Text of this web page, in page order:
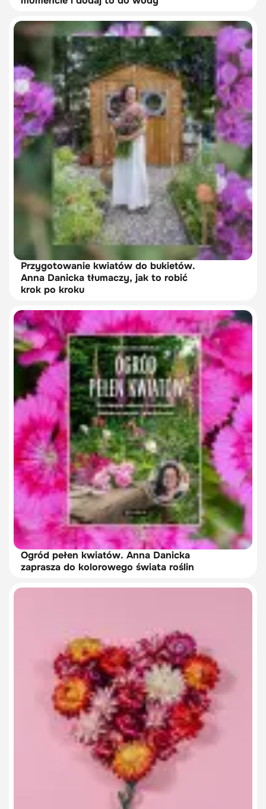
Przygotowanie kwiatów do bukietów.
Anna Danicka tłumaczy, jak to robić
krok po kroku
Ogród pełen kwiatów. Anna Danicka
zaprasza do kolorowego świata roślin